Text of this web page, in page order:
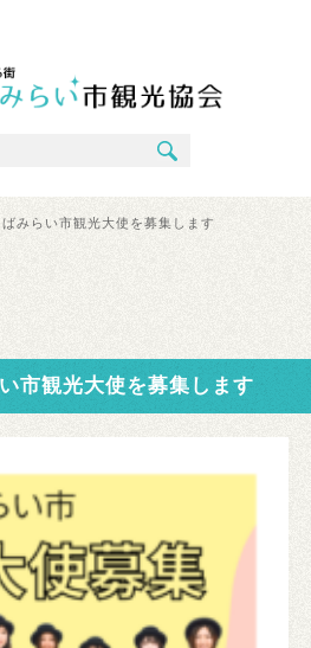
みらい市観光大使を募集します
市観光大使を募集します